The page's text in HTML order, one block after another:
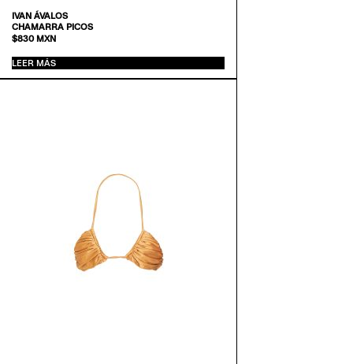
IVAN ÁVALOS
CHAMARRA PICOS
$830MXN
LEER MÁS